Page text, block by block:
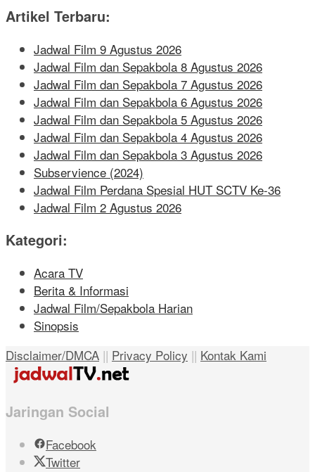
Artikel Terbaru:
Jadwal Film 9 Agustus 2026
Jadwal Film dan Sepakbola 8 Agustus 2026
Jadwal Film dan Sepakbola 7 Agustus 2026
Jadwal Film dan Sepakbola 6 Agustus 2026
Jadwal Film dan Sepakbola 5 Agustus 2026
Jadwal Film dan Sepakbola 4 Agustus 2026
Jadwal Film dan Sepakbola 3 Agustus 2026
Subservience (2024)
Jadwal Film Perdana Spesial HUT SCTV Ke-36
Jadwal Film 2 Agustus 2026
Kategori:
Acara TV
Berita & Informasi
Jadwal Film/Sepakbola Harian
Sinopsis
Disclaimer/DMCA || Privacy Policy || Kontak Kami
Jaringan Social
Facebook
Twitter